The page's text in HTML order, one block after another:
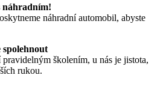
náhradním!
náhradní automobil, abyste
spolehnout
školením, u nás je jistota,
rukou.